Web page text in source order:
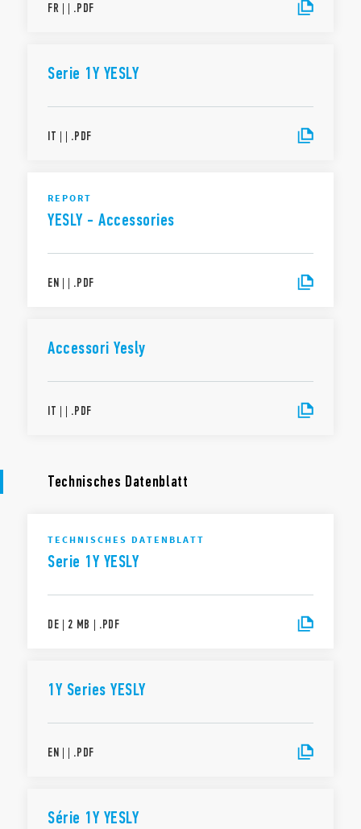
FR | | .PDF
Serie 1Y YESLY
IT | | .PDF
REPORT
YESLY - Accessories
EN | | .PDF
Accessori Yesly
IT | | .PDF
Technisches Datenblatt
TECHNISCHES DATENBLATT
Serie 1Y YESLY
DE | 2 MB | .PDF
1Y Series YESLY
EN | | .PDF
Série 1Y YESLY